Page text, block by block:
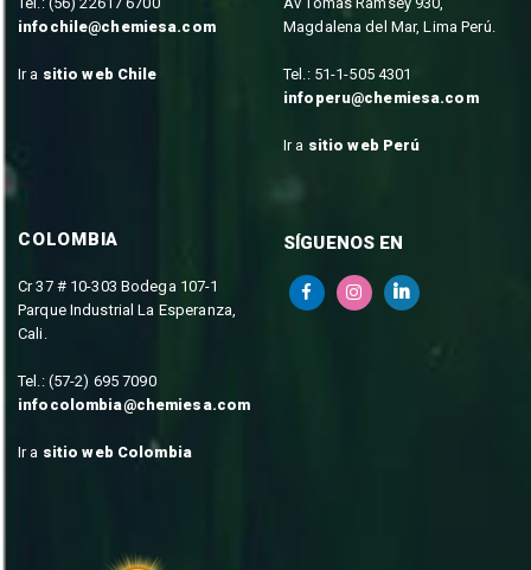
infochile@chemiesa.com
Ir a sitio web Chile
Magdalena del Mar, Lima Perú.
Tel.: 51-1-505 4301
infoperu@chemiesa.com
Ir a sitio web Perú
COLOMBIA
Cr 37 # 10-303 Bodega 107-1
Parque Industrial La Esperanza,
Cali.
Tel.: (57-2) 695 7090
infocolombia@chemiesa.com
Ir a sitio web Colombia
SÍGUENOS EN